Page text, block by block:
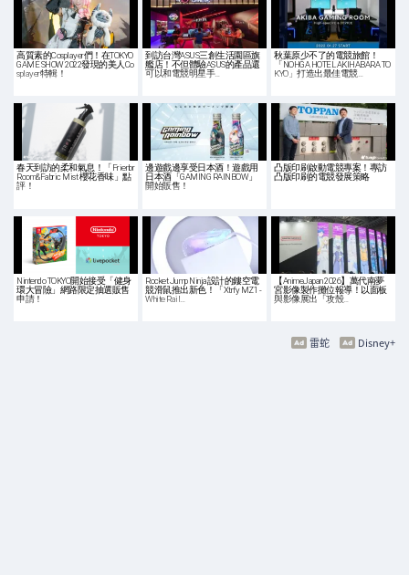
高質素的Cosplayer們！在TOKYO
GAME SHOW 2022發現的美人Co
splayer特輯！
到訪台灣ASUS三創生活園區旗
艦店！不但體驗ASUS的產品還
可以和電競明星手…
秋葉原少不了的電競旅館！
「NOHGA HOTEL AKIHABARA TO
KYO」打造出最佳電競…
春天到訪的柔和氣息！「Frienbr
Room&Fabric Mist 櫻花香味」點
評！
邊遊戲邊享受日本酒！遊戲用
日本酒「GAMING RAINBOW」
開始販售！
凸版印刷啟動電競專案！專訪
凸版印刷的電競發展策略
Nintendo TOKYO開始接受「健身
環大冒險」網路限定抽選販售
申請！
Rocket Jump Ninja設計的鏤空電
競滑鼠推出新色！「Xtrfy MZ1 -
White Rail…
【AnimeJapan 2026】萬代南夢
宮影像製作攤位報導！以面板
與影像展出「攻殼…
Disney+
雷蛇